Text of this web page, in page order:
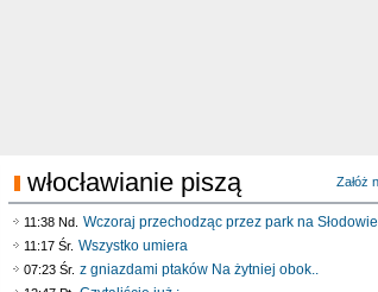
włocławianie piszą Załóż
11:38 Nd. Wczoraj przechodząc przez park na
11:17 Śr. Wszystko umiera
07:23 Śr. z gniazdami ptaków Na żytniej obok..